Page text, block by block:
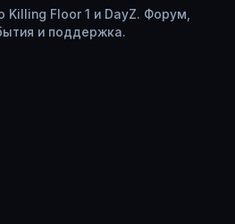
Killing Floor 1 и DayZ. Форум,
и поддержка.